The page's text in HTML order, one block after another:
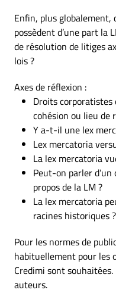
Enfin, plus globalement,
possèdent d’une part la
de résolution de litiges
lois ?
Axes de réflexion :
Droits corporatistes
cohésion ou lieu de
Y a-t-il une lex
Lex mercatoria
La lex mercatoria
Peut-on parler
propos de la LM ?
La lex mercatoria
racines historiques ?
Pour les normes de
habituellement pour les
Credimi sont
auteurs.